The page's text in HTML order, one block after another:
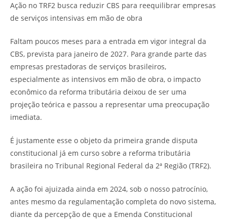
Ação no TRF2 busca reduzir CBS para reequilibrar empresas
de serviços intensivas em mão de obra
Faltam poucos meses para a entrada em vigor integral da
CBS, prevista para janeiro de 2027. Para grande parte das
empresas prestadoras de serviços brasileiros,
especialmente as intensivos em mão de obra, o impacto
econômico da reforma tributária deixou de ser uma
projeção teórica e passou a representar uma preocupação
imediata.
É justamente esse o objeto da primeira grande disputa
constitucional já em curso sobre a reforma tributária
brasileira no Tribunal Regional Federal da 2ª Região (TRF2).
A ação foi ajuizada ainda em 2024, sob o nosso patrocínio,
antes mesmo da regulamentação completa do novo sistema,
diante da percepção de que a Emenda Constitucional